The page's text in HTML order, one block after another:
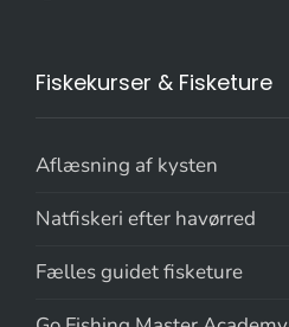
Fiskekurser & Fisketure
Aflæsning af kysten
Natfiskeri efter havørred
Fælles guidet fisketure